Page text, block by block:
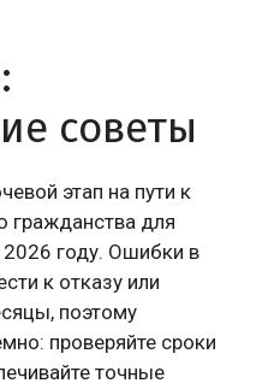
советы
этап на пути к
гражданства для
году. Ошибки в
к отказу или
поэтому
проверяйте сроки
точные